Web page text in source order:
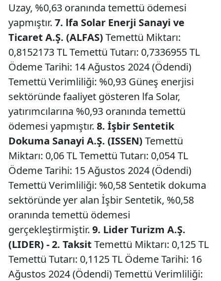
Uzay, %0,63 oranında temettü ödemesi
yapmıştır. 7. lfa Solar Enerji Sanayi ve
Ticaret A.Ş. (ALFAS) Temettü Miktarı:
0,8152173 TL Temettü Tutarı: 0,7336955 TL
Ödeme Tarihi: 14 Ağustos 2024 (Ödendi)
Temettü Verimliliği: %0,93 Güneş enerjisi
sektöründe faaliyet gösteren lfa Solar,
yatırımcılarına %0,93 oranında temettü
ödemesi yapmıştır. 8. İşbir Sentetik
Dokuma Sanayi A.Ş. (ISSEN) Temettü
Miktarı: 0,06 TL Temettü Tutarı: 0,054 TL
Ödeme Tarihi: 15 Ağustos 2024 (Ödendi)
Temettü Verimliliği: %0,58 Sentetik dokuma
sektöründe yer alan İşbir Sentetik, %0,58
oranında temettü ödemesi
gerçekleştirmiştir. 9. Lider Turizm A.Ş.
(LIDER) - 2. Taksit Temettü Miktarı: 0,125 TL
Temettü Tutarı: 0,1125 TL Ödeme Tarihi: 16
Ağustos 2024 (Ödendi) Temettü Verimliliği: